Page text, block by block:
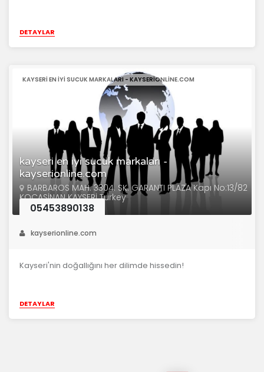
DETAYLAR
kayseri en iyi sucuk markaları -
kayserionline.com
KAYSERI EN IYI SUCUK MARKALARI - KAYSERIONLINE.COM
BARBAROS MAH. 3304. SK. GARANTI PLAZA Kapı No:13/82
KOCASİNAN KAYSERİ Turkey
05453890138
kayserionline.com
Kayseri'nin doğallığını her dilimde hissedin!
DETAYLAR